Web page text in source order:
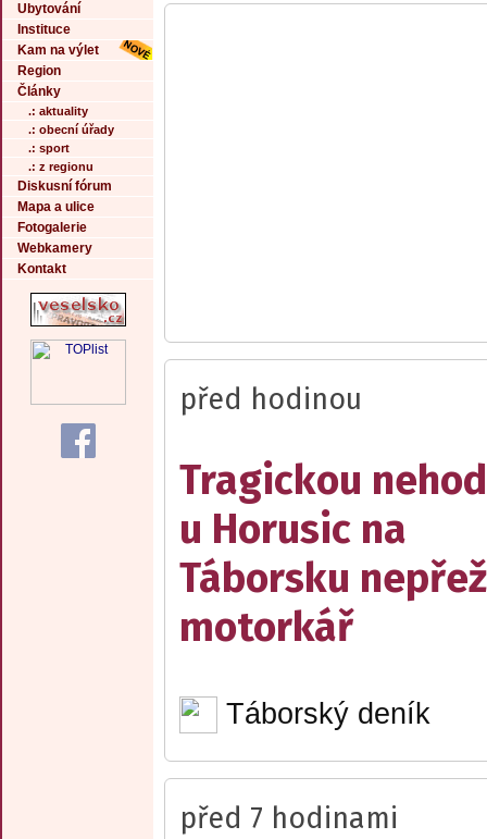
Ubytování
Instituce
Kam na výlet
Region
Články
.: aktuality
.: obecní úřady
.: sport
.: z regionu
Diskusní fórum
Mapa a ulice
Fotogalerie
Webkamery
Kontakt
před hodinou
Tragickou
u Horusic na
Táborsku
motorkář
Táborský deník
před 7 hodinami